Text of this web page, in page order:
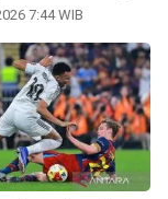
7:44 WIB